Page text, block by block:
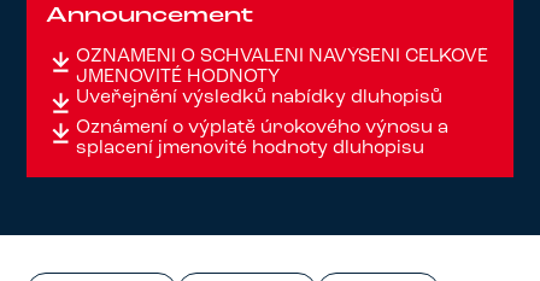
Announcement
OZNÁMENÍ O SCHVÁLENÍ NAVÝŠENÍ CELKOVÉ
JMENOVITÉ HODNOTY
Uveřejnění výsledků nabídky dluhopisů
Oznámení o výplatě úrokového výnosu a
splacení jmenovité hodnoty dluhopisu